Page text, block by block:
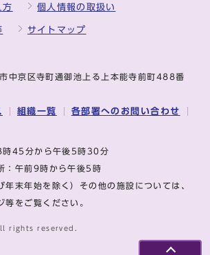
方 個人情報の取扱い
サイトマップ
京区寺町通御池上る上本能寺前町488番
組織一覧 各部署へのお問い合わせ
時45分から午後5時30分
：午前9時から午後5時
年末年始を除く）その他の施設については、
等をご覧ください。
rights reserved.